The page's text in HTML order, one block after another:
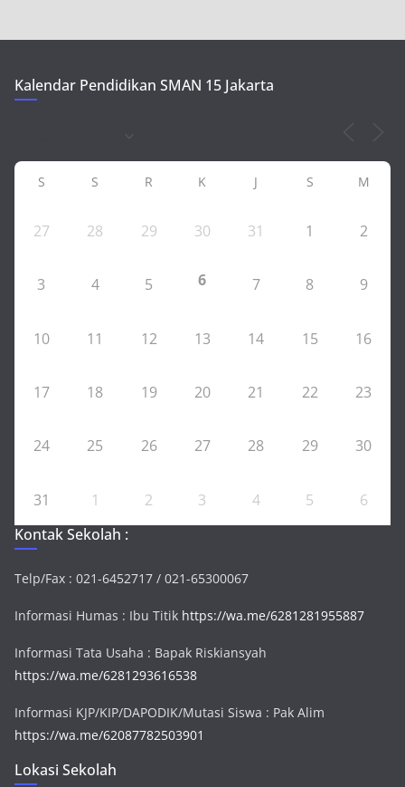
Kalendar Pendidikan SMAN 15 Jakarta
S S R K J S M
27 28 29 30 31 1 2
3 4 5 6 7 8 9
10 11 12 13 14 15 16
17 18 19 20 21 22 23
24 25 26 27 28 29 30
31 1 2 3 4 5
6
Kontak Sekolah :
Telp/Fax : 021-6452717 / 021-65300067
Informasi Humas : Ibu Titik https://wa.me/6281281955887
Informasi Tata Usaha : Bapak Riskiansyah
https://wa.me/6281293616538
Informasi KJP/KIP/DAPODIK/Mutasi Siswa : Pak Alim
https://wa.me/62087782503901
Lokasi Sekolah